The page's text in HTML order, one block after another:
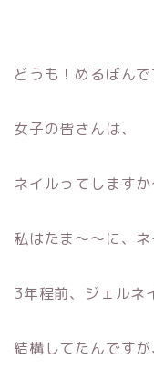
どうも！めるぼんで
女子の皆さんは、
ネイルってしますか
私はたま〜〜に、ネ
3年程前、ジェルネ
結構してたんですが